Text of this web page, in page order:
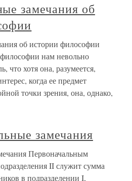
замечания об
об истории философии
нам невольно
что хотя она, разумеется,
когда ее предмет
точки зрения, она, однако,
замечания
Первоначальным
II служит сумма
в подразделении I,